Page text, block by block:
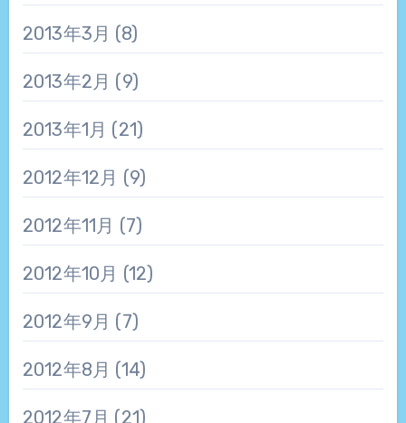
2013年3月 (8)
2013年2月 (9)
2013年1月 (21)
2012年12月 (9)
2012年11月 (7)
2012年10月 (12)
2012年9月 (7)
2012年8月 (14)
2012年7月 (21)